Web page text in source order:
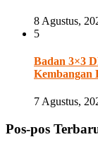
8 Agustus,
5
Badan 3×3
Kembangan
7 Agustus,
Pos-pos